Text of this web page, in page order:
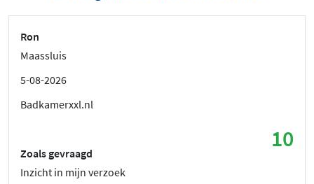
Ron
Maassluis
5-08-2026
Badkamerxxl.nl
10
Zoals gevraagd
Inzicht in mijn verzoek